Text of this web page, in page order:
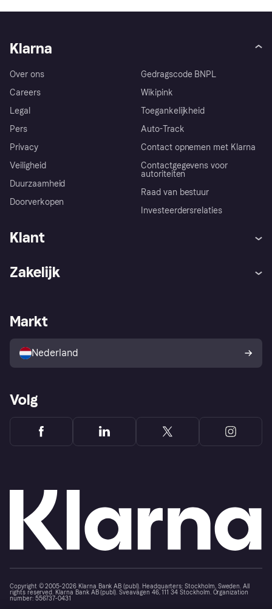
Klarna
Over ons
Careers
Legal
Pers
Privacy
Veiligheid
Duurzaamheid
Doorverkopen
Gedragscode BNPL
Wikipink
Toegankelijkheid
Auto-Track
Contact opnemen met Klarna
Contactgegevens voor
autoriteiten
Raad van bestuur
Investeerdersrelaties
Klant
Winkeloverzicht
Kopersbescherming voor
consumenten
Zakelijk
Zakelijke login
Markt
Nederland
Volg
Copyright © 2005-2026 Klarna Bank AB (publ). Headquarters: Stockholm, Sweden. All
rights reserved. Klarna Bank AB (publ). Sveavägen 46, 111 34 Stockholm. Organization
number: 556737-0431